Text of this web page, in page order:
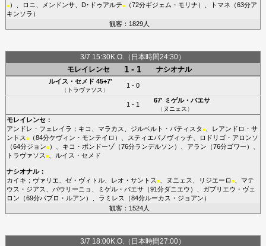
■）、 ロニ メンドンサ、 D･ドゥアルテ■（72分ギジェム・モリナ ）、 トマネ （63分ア
キンソラ ）
観客：1829人
3/7 15:30K.O.（日本時間24:30）
モレイレンセ
1 - 1 ナシオナル
ルイス・セメド 45+7'
（ トラヴァソス ）
1 - 0
1 - 1
67' ミゲル・バエサ
（ ヌニェス ）
モレイレンセ：
アンドレ・フェレイラ ； キコ マラカス ジルベルト・バティスタ ■、 レアンドロ・サ
ントス ■（84分ケヴィン・モンテイロ ）、 スティエパノヴィッチ
ロドリゴ・アロンソ
（64分ジョン■）、 キコ・ボンドーゾ（76分ランデルソン ）、 アラン （76分ゴワー ）、
トラヴァソス ■、 ルイス・セメド
ナシオナル：
カイキ ； ヴァリエ ゼ・ヴィトル、 レオ・サントス ■、 ヌニェス リジエーロ ■、 マテ
ウス・ジアス
パウリーニョ ミゲル・バエサ（91分ダニエウ ）、 ガブリエウ・ヴェ
ロン （69分パブロ・ルアン ）、 ラミレス （84分ルーカス・ジョアン ）
観客：1524人
3/7 18:00K.O.（日本時間27:00）